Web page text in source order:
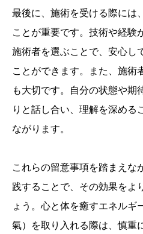
最後に、施術を受ける際には
ことが重要です。技術や経験
施術者を選ぶことで、安心し
ことができます。また、施術
も大切です。自分の状態や期
りと話し合い、理解を深める
ながります。
これらの留意事項を踏まえな
践することで、その効果をよ
ょう。心と体を癒すエネルギ
氣）を取り入れる際は、慎重